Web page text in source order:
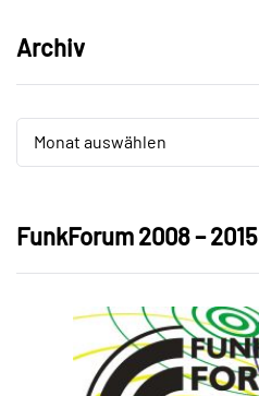
Archiv
Monat auswählen
Archiv
FunkForum 2008 – 2015